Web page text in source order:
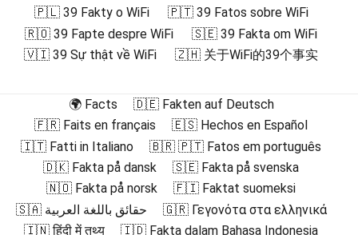
🇵🇱 39 Fakty o WiFi
🇵🇹 39 Fatos sobre WiFi
🇷🇴 39 Fapte despre WiFi
🇸🇪 39 Fakta om WiFi
🇻🇮 39 Sự thật về WiFi
🇿🇭 关于WiFi的39个事实
🌍 Facts
🇩🇪 Fakten auf Deutsch
🇫🇷 Faits en français
🇪🇸 Hechos en Español
🇮🇹 Fatti in Italiano
🇧🇷 🇵🇹 Fatos em português
🇩🇰 Fakta på dansk
🇸🇪 Fakta på svenska
🇳🇴 Fakta på norsk
🇫🇮 Faktat suomeksi
🇸🇦 حقائق باللغة العربية
🇬🇷 Γεγονότα στα ελληνικά
🇮🇳 हिंदी में तथ्य
🇮🇩 Fakta dalam Bahasa Indonesia